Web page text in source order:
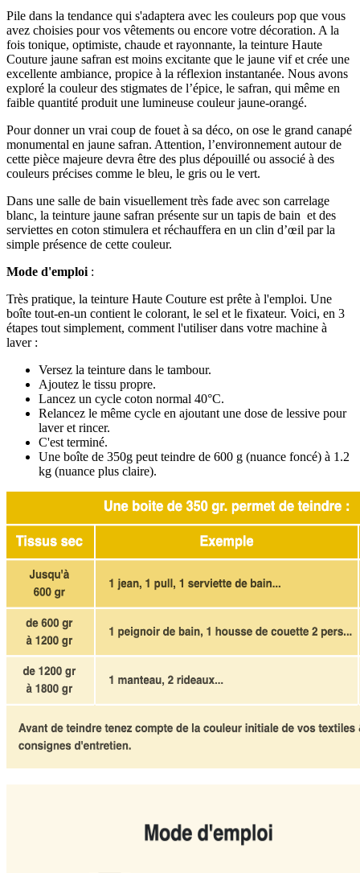
Pile dans la tendance qui s'adaptera avec les couleurs pop que vous
avez choisies pour vos vêtements ou encore votre décoration. A la
fois tonique, optimiste, chaude et rayonnante, la teinture Haute
Couture jaune safran est moins excitante que le jaune vif et crée une
excellente ambiance, propice à la réflexion instantanée. Nous avons
exploré la couleur des stigmates de l’épice, le safran, qui même en
faible quantité produit une lumineuse couleur jaune-orangé.
Pour donner un vrai coup de fouet à sa déco, on ose le grand canapé
monumental en jaune safran. Attention, l’environnement autour de
cette pièce majeure devra être des plus dépouillé ou associé à des
couleurs précises comme le bleu, le gris ou le vert.
Dans une salle de bain visuellement très fade avec son carrelage
blanc, la teinture jaune safran présente sur un tapis de bain et des
serviettes en coton stimulera et réchauffera en un clin d’œil par la
simple présence de cette couleur.
Mode d'emploi:
Très pratique, la teinture Haute Couture est prête à l'emploi. Une
boîte tout-en-un contient le colorant, le sel et le fixateur. Voici, en 3
étapes tout simplement, comment l'utiliser dans votre machine à
laver :
Versez la teinture dans le tambour.
Ajoutez le tissu propre.
Lancez un cycle coton normal 40°C.
Relancez le même cycle en ajoutant une dose de lessive pour
laver et rincer.
C'est terminé.
Une boîte de 350g peut teindre de 600 g (nuance foncé) à 1.2
kg (nuance plus claire).